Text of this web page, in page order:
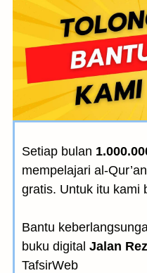
Setiap bulan
mempelajari al-
gratis. Untuk itu kami
Bantu
buku digital Jalan
TafsirWeb